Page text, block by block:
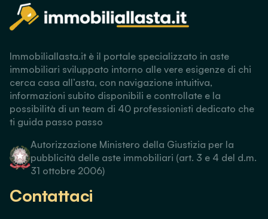
Immobiliallasta.it è il portale specializzato in aste
immobiliari sviluppato intorno alle vere esigenze di chi
cerca casa all’asta, con navigazione intuitiva,
informazioni subito disponibili e controllate e la
possibilità di un team di 40 professionisti dedicato che
ti guida passo passo
Autorizzazione Ministero della Giustizia per la
pubblicità delle aste immobiliari (art. 3 e 4 del d.m.
31 ottobre 2006)
Contattaci